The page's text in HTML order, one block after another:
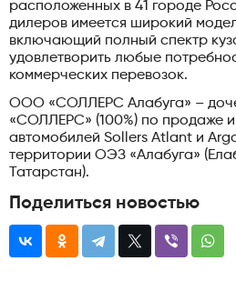
расположенных в 41 городе
дилеров имеется широкий
включающий полный спектр
удовлетворить любые
коммерческих перевозок.
ООО «СОЛЛЕРС Алабуга» –
«СОЛЛЕРС» (100%) по продаже и
автомобилей Sollers Atlant и
территории ОЭЗ «Алабуга»
Татарстан).
Поделиться новостью